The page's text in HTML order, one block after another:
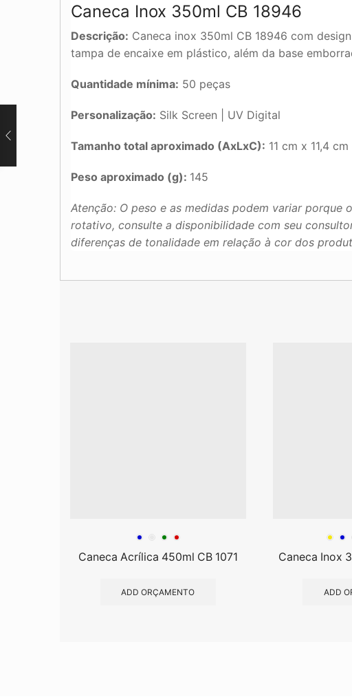
Caneca Inox 350ml CB 18946
Descrição: Caneca inox 350ml CB 18946 com
tampa de encaixe em plástico, além da base
Quantidade mínima: 50 peças
Personalização: Silk Screen | UV Digital
Tamanho total aproximado (AxLxC): 11 cm x 11,4
Peso aproximado (g): 145
Atenção: O peso e as medidas podem variar
rotativo, consulte a disponibilidade com seu
diferenças de tonalidade em relação à cor dos
Caneca Acrílica 450ml CB 1071
ADD ORÇAMENTO
Caneca Inox
ADD